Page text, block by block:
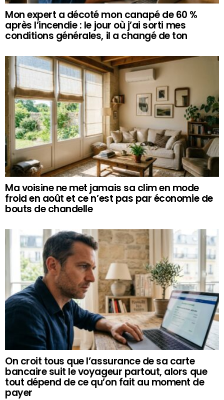
Mon expert a décoté mon canapé de 60 %
après l’incendie : le jour où j’ai sorti mes
conditions générales, il a changé de ton
Ma voisine ne met jamais sa clim en mode
froid en août et ce n’est pas par économie de
bouts de chandelle
On croit tous que l’assurance de sa carte
bancaire suit le voyageur partout, alors que
tout dépend de ce qu’on fait au moment de
payer